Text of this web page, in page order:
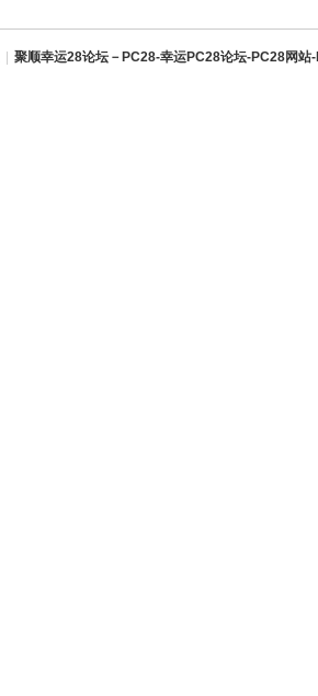
聚顺幸运28论坛－PC28-幸运PC28论坛-PC28网